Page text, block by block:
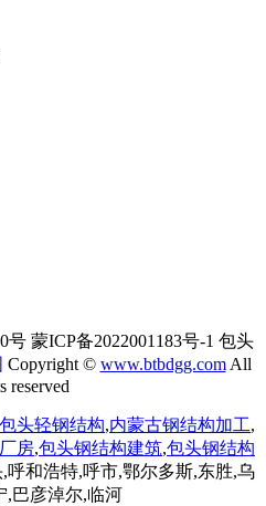
号 蒙ICP备2022001183号-1 包头
Copyright © www.btbdgg.comAll
reserved
包头轻钢结构,内蒙古钢结构加工,
房,包头钢结构建筑,包头钢结构
呼和浩特,呼市,鄂尔多斯,东胜,乌
,巴彦淖尔,临河